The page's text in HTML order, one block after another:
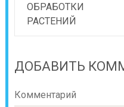
ОБРАБОТКИ
РАСТЕНИЙ
ДОБАВИТЬ
Комментарий